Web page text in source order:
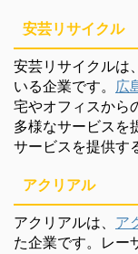
安芸リサイクル
安芸リサイクルは、
いる企業です。 広
宅やオフィスから
多様なサービスを
サービスを提供す
アクリアル
アクリアルは、 ア
た企業です。レー